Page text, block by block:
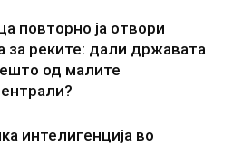
повторно ја отвори
за реките: дали државата
од малите
интелигенција во